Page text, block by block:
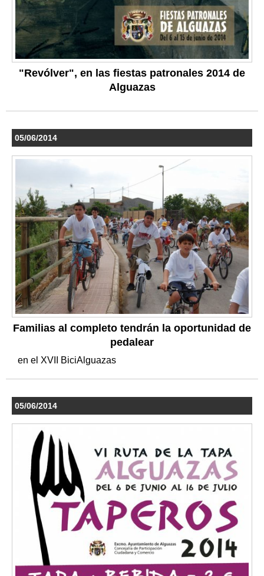
"Revólver", en las fiestas patronales 2014 de
Alguazas
05/06/2014
Familias al completo tendrán la oportunidad de
pedalear
en el XVII BiciAlguazas
05/06/2014